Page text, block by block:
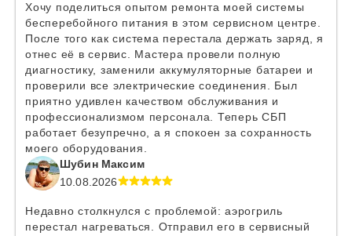
Хочу поделиться опытом ремонта моей системы
бесперебойного питания в этом сервисном центре.
После того как система перестала держать заряд, я
отнес её в сервис. Мастера провели полную
диагностику, заменили аккумуляторные батареи и
проверили все электрические соединения. Был
приятно удивлен качеством обслуживания и
профессионализмом персонала. Теперь СБП
работает безупречно, а я спокоен за сохранность
моего оборудования.
Шубин Максим
10.08.2026
Недавно столкнулся с проблемой: аэрогриль
перестал нагреваться. Отправил его в сервисный